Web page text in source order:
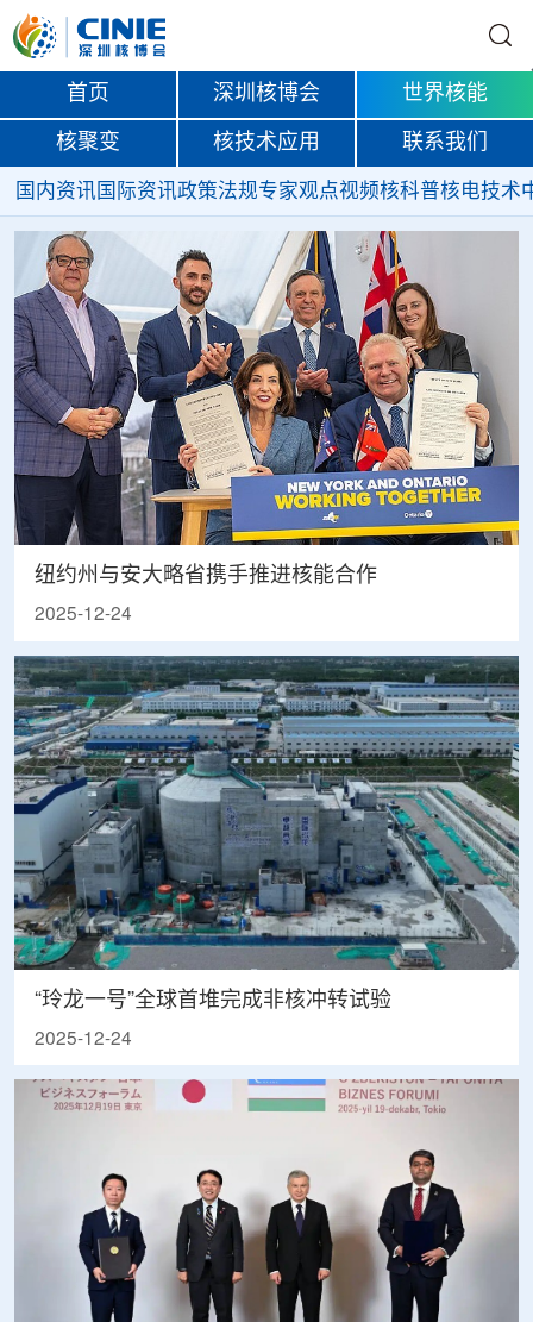
首页 深圳核博会 世界核能
核聚变 核技术应用 联系我们
国内资讯 国际资讯政策法规专家观点视频核科普核电技术
纽约州与安大略省携手推进核能合作
2025-12-24
“玲龙一号”全球首堆完成非核冲转试验
2025-12-24